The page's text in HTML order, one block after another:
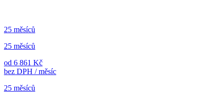
25 měsíců
25 měsíců
od 6 861 Kč
bez DPH / měsíc
25 měsíců